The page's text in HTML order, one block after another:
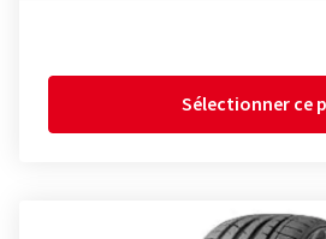
Sélectionner ce